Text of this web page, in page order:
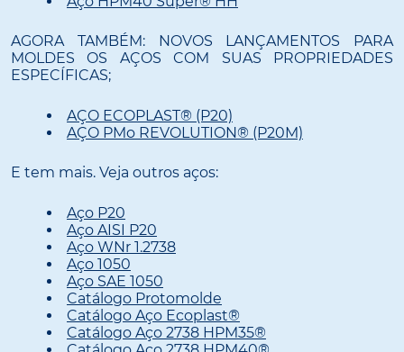
AGORA TAMBÉM: NOVOS LANÇAMENTOS PARA
MOLDES OS AÇOS COM SUAS PROPRIEDADES
ESPECÍFICAS;
AÇO ECOPLAST® (P20)
AÇO PMo REVOLUTION® (P20M)
E tem mais. Veja outros aços:
Aço P20
Aço AISI P20
Aço WNr 1.2738
Aço 1050
Aço SAE 1050
Catálogo Protomolde
Catálogo Aço Ecoplast®
Catálogo Aço 2738 HPM35®